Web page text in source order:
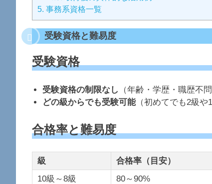
5. 事務系資格一覧
受験資格と難易度
受験資格
受験資格の制限なし
（年齢・学歴・職歴不問
どの級からでも受験可能（初めてでも2級や
合格率と難易度
級 合格率（目安）
10級～8級
80～90%